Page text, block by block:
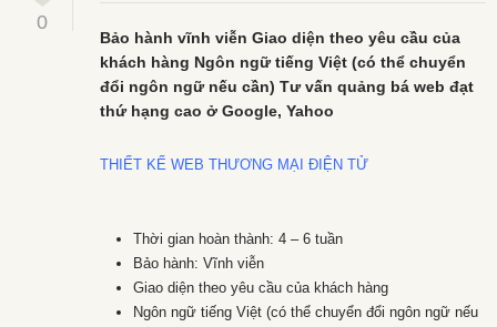
0
Bảo hành vĩnh viễn Giao diện theo yêu cầu của
khách hàng Ngôn ngữ tiếng Việt (có thể chuyển
đổi ngôn ngữ nếu cần) Tư vấn quảng bá web đạt
thứ hạng cao ở Google, Yahoo
THIẾT KẾ WEB THƯƠNG MẠI ĐIỆN TỬ
Thời gian hoàn thành: 4 – 6 tuần
Bảo hành: Vĩnh viễn
Giao diện theo yêu cầu của khách hàng
Ngôn ngữ tiếng Việt (có thể chuyển đổi ngôn ngữ nếu